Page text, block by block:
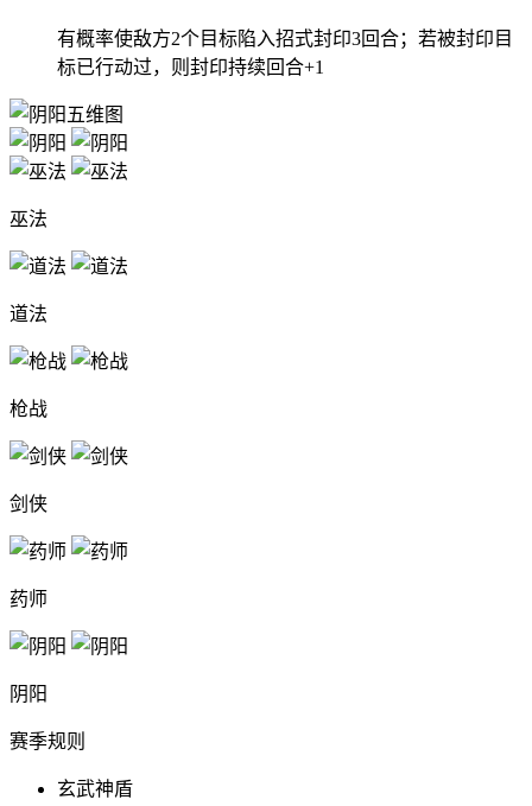
有概率使敌方2个目标陷入招式封印3回合；若被封印目
标已行动过，则封印持续回合+1
巫法
道法
枪战
剑侠
药师
阴阳
赛季规则
玄武神盾